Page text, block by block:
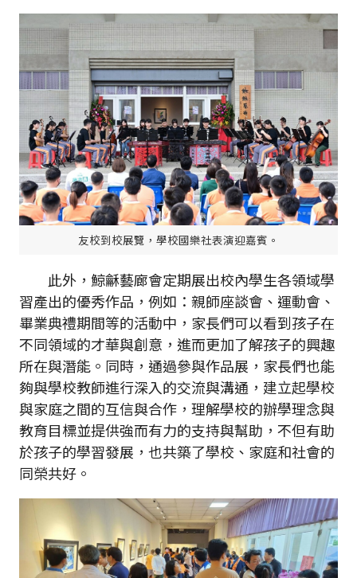
友校到校展覽，學校國樂社表演迎嘉賓。
此外，鯨龢藝廊會定期展出校內學生各領域學
習產出的優秀作品，例如：親師座談會、運動會、
畢業典禮期間等的活動中，家長們可以看到孩子在
不同領域的才華與創意，進而更加了解孩子的興趣
所在與潛能。同時，通過參與作品展，家長們也能
夠與學校教師進行深入的交流與溝通，建立起學校
與家庭之間的互信與合作，理解學校的辦學理念與
教育目標並提供強而有力的支持與幫助，不但有助
於孩子的學習發展，也共築了學校、家庭和社會的
同榮共好。